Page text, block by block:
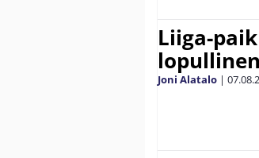
Liiga-
Joni Alatalo |